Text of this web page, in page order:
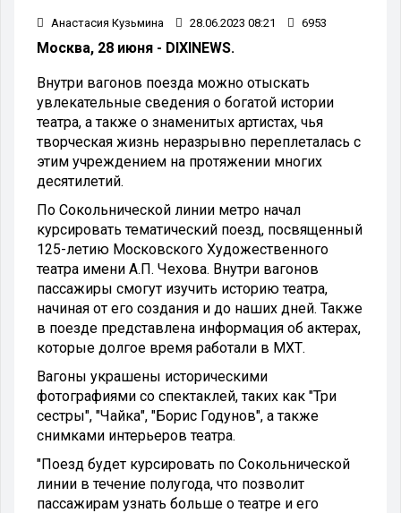
Анастасия Кузьмина 28.06.2023 08:21 6953
Москва, 28 июня - DIXINEWS.
Внутри вагонов поезда можно отыскать
увлекательные сведения о богатой истории
театра, а также о знаменитых артистах, чья
творческая жизнь неразрывно переплеталась с
этим учреждением на протяжении многих
десятилетий.
По Сокольнической линии метро начал
курсировать тематический поезд, посвященный
125-летию Московского Художественного
театра имени А.П. Чехова. Внутри вагонов
пассажиры смогут изучить историю театра,
начиная от его создания и до наших дней. Также
в поезде представлена информация об актерах,
которые долгое время работали в МХТ.
Вагоны украшены историческими
фотографиями со спектаклей, таких как "Три
сестры", "Чайка", "Борис Годунов", а также
снимками интерьеров театра.
"Поезд будет курсировать по Сокольнической
линии в течение полугода, что позволит
пассажирам узнать больше о театре и его